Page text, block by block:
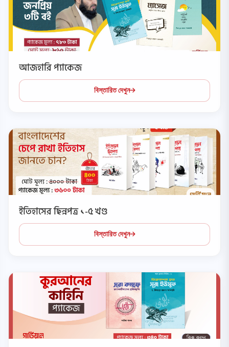
আজহারি প্যাকেজ
বিস্তারিত দেখুন
ইতিহাসের ছিন্নপত্র ১-৫ খণ্ড
বিস্তারিত দেখুন